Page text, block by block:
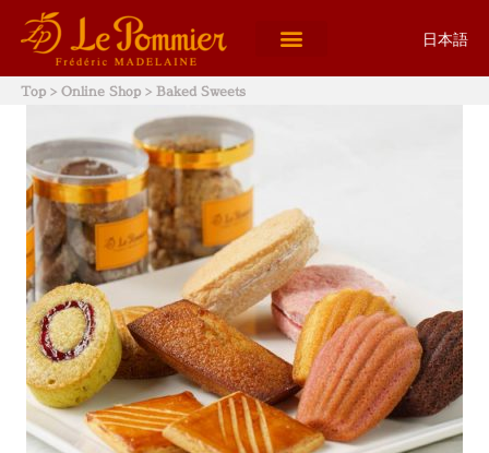
日本語
Top> Online Shop > Baked Sweets